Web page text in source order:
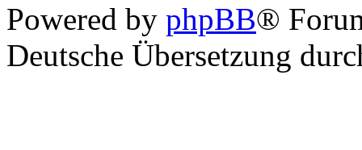
Powered by phpBB®
Deutsche Übersetzung